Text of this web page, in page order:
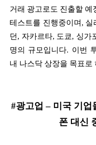
거래 광고로도 진출할
테스트를 진행중이며, 실
던, 자카르타, 도쿄, 싱가
명의 규모입니다. 이번
내 나스닥 상장을 목표로
#광고업 – 미국 기업
폰 대신